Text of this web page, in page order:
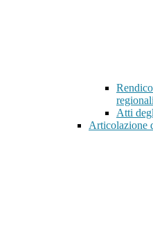
Atti
Articolazione